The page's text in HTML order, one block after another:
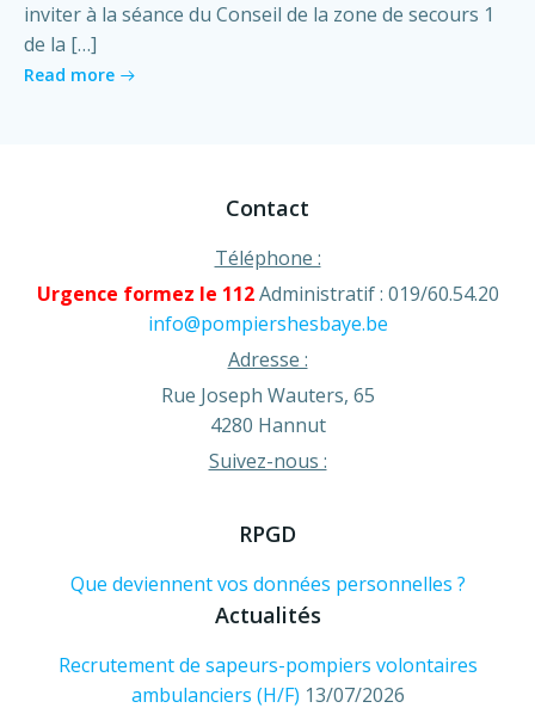
inviter à la séance du Conseil de la zone de secours 1
de la […]
Read more
Contact
Téléphone :
Urgence formez le 112Administratif : 019/60.54.20
info@pompiershesbaye.be
Adresse :
Rue Joseph Wauters, 65
4280 Hannut
Suivez-nous :
RPGD
Que deviennent vos données personnelles ?
Actualités
Recrutement de sapeurs-pompiers volontaires
ambulanciers (H/F) 13/07/2026